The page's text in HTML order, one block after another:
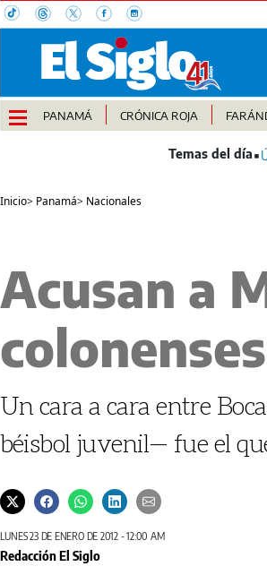
PANAMÁ CRÓNICA ROJA
Inicio> Panamá> Nacionales
Acusan a
colonenses
Un cara a cara entre
béisbol juvenil— fue el
LUNES 23 DE ENERO DE 2012 - 12:00 AM
Redacción El Siglo